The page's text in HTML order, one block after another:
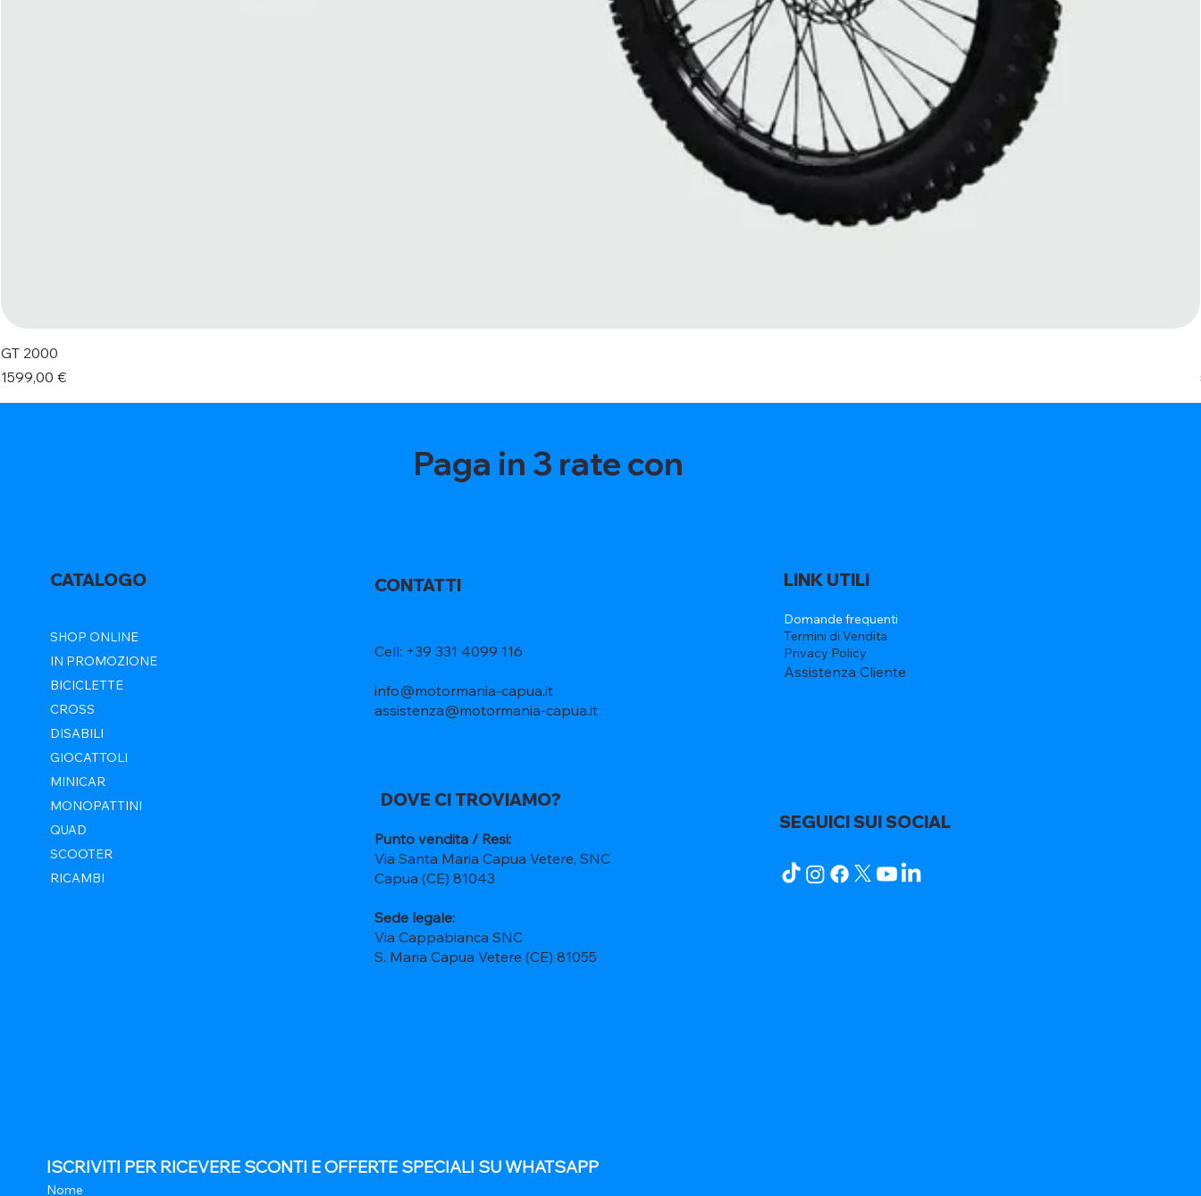
GT 2000
Prezzo
1599,00 €
Paga in 3 rate con
CATALOGO
SHOP ONLINE
IN PROMOZIONE
BICICLETTE
CROSS
DISABILI
GIOCATTOLI
MINICAR
MONOPATTINI
QUAD
SCOOTER
RICAMBI
CONTATTI
Cell: +39 331 4099 116
info@motormania-capua.it
assistenza@motormania-capua.it
DOVE CI TROVIAMO?
Punto vendita / Resi:
Via Santa Maria Capua Vetere, SNC
Capua (CE) 81043
Sede legale:
Via Cappabianca SNC
S. Maria Capua Vetere (CE) 81055
LINK UTILI
Domande frequenti
Termini di Vendita
Privacy Policy
Assistenza Cliente
SEGUICI SUI SOCIAL
ISCRIVITI PER RICEVERE SCONTI E OFFERTE SPECIALI SU WHATSAPP
Nome